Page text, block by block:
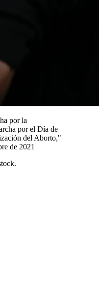
por la
por el Día de
del Aborto,"
de 2021